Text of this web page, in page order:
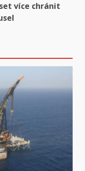
více chránit